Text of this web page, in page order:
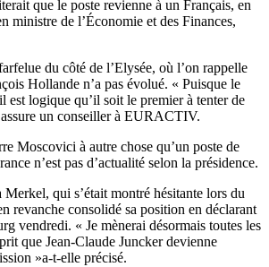
que le poste revienne à un Français, en
ministre de l’Économie et des Finances,
du côté de l’Elysée, où l’on rappelle
Hollande n’a pas évolué. « Puisque le
est logique qu’il soit le premier à tenter de
un conseiller à EURACTIV.
Moscovici à autre chose qu’un poste de
n’est pas d’actualité selon la présidence.
qui s’était montré hésitante lors du
revanche consolidé sa position en déclarant
vendredi. « Je mènerai désormais toutes les
que Jean-Claude Juncker devienne
»a-t-elle précisé.